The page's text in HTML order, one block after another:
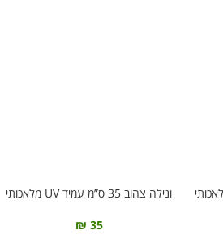
ונילה צהוב 35 ס”מ עמיד UV מלאכותי
₪ 35